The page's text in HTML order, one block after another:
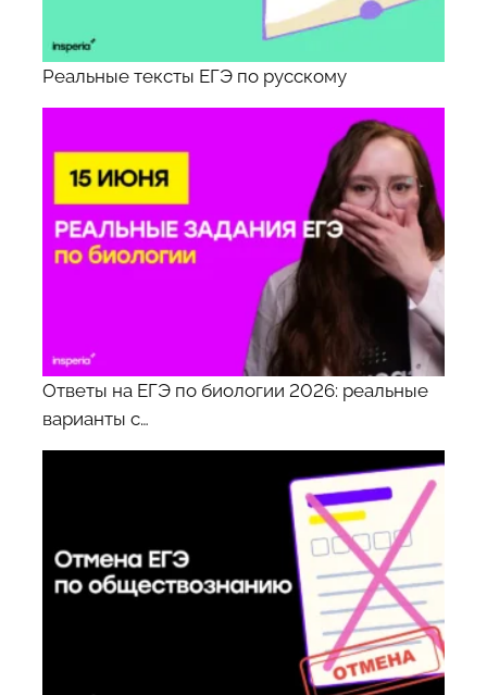
Реальные тексты ЕГЭ по русскому
Ответы на ЕГЭ по биологии 2026: реальные
варианты с…